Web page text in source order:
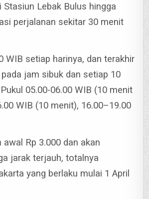
Lebak Bulus hingga
perjalanan sekitar 30 menit
WIB setiap harinya, dan terakhir
jam sibuk dan setiap 10
05.00-06.00 WIB (10 menit
WIB (10 menit), 16.00–19.00
Rp 3.000 dan akan
jarak terjauh, totalnya
yang berlaku mulai 1 April